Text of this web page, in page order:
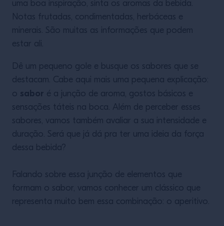
uma boa inspiração, sinta os aromas da bebida.
Notas frutadas, condimentadas, herbáceas e
minerais. São muitas as informações que podem
estar ali.
Dê um pequeno gole e busque os sabores que se
destacam. Cabe aqui mais uma pequena explicação:
o sabor é a junção de aroma, gostos básicos e
sensações táteis na boca. Além de perceber esses
sabores, vamos também avaliar a sua intensidade e
duração. Será que já dá pra ter uma ideia da força
dessa bebida?
Falando sobre essa junção de elementos que
formam o sabor, vamos conhecer um clássico que
representa muito bem essa combinação: o aperitivo.